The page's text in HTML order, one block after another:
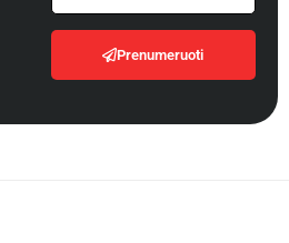
Prenumeruoti